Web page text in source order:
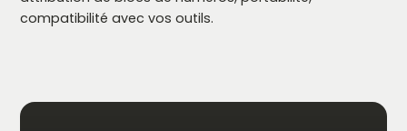
compatibilité avec vos outils.